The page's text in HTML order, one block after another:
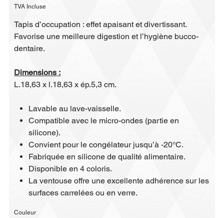
TVA Incluse
Tapis d’occupation : effet apaisant et divertissant.
Favorise une meilleure digestion et l’hygiène bucco-
dentaire.
Dimensions :
L.18,63 x l.18,63 x ép.5,3 cm.
Lavable au lave-vaisselle.
Compatible avec le micro-ondes (partie en
silicone).
Convient pour le congélateur jusqu’à -20°C.
Fabriquée en silicone de qualité alimentaire.
Disponible en 4 coloris.
La ventouse offre une excellente adhérence sur les
surfaces carrelées ou en verre.
Couleur